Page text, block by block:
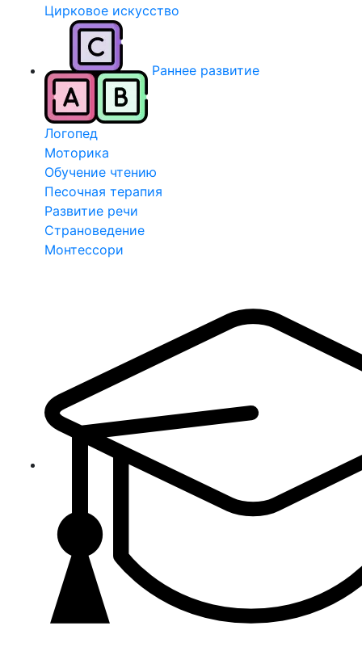
Цирковое искусство
Раннее развитие
Логопед
Моторика
Обучение чтению
Песочная терапия
Развитие речи
Страноведение
Монтессори